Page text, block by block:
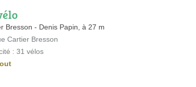
Bresson - Denis Papin, à 27 m
Cartier Bresson
: 31 vélos